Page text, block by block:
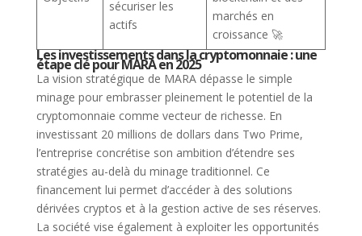
sécuriser les
actifs
marchés en
croissance 🚀
Les investissements dans la cryptomonnaie : une
étape clé pour MARA en 2025
La vision stratégique de MARA dépasse le simple
minage pour embrasser pleinement le potentiel de la
cryptomonnaie comme vecteur de richesse. En
investissant 20 millions de dollars dans Two Prime,
l’entreprise concrétise son ambition d’étendre ses
stratégies au-delà du minage traditionnel. Ce
financement lui permet d’accéder à des solutions
dérivées cryptos et à la gestion active de ses réserves.
La société vise également à exploiter les opportunités